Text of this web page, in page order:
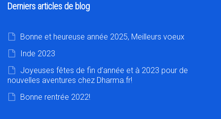
Derniers articles de blog
Bonne et heureuse année 2025, Meilleurs voeux
Inde 2023
Joyeuses fêtes de fin d’année et à 2023 pour de
nouvelles aventures chez Dharma.fr!
Bonne rentrée 2022!